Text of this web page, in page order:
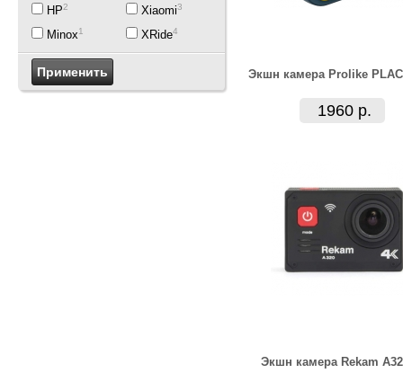
HP2
Minox1
Xiaomi3
XRide4
Экшн камера Prolike
1960 р.
Экшн камера Rekam